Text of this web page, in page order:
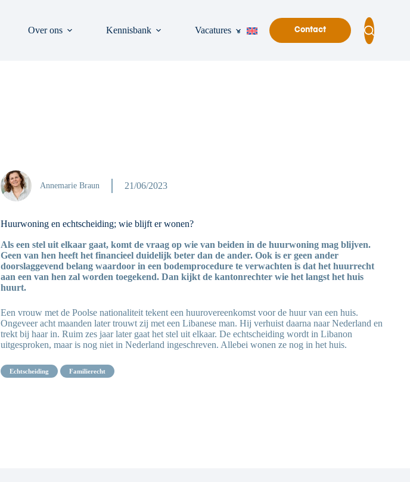
Over ons Kennisbank Vacatures Contact
Annemarie Braun 21/06/2023
Huurwoning en echtscheiding; wie blijft er wonen?
Als een stel uit elkaar gaat, komt de vraag op wie van beiden in de huurwoning mag blijven.
Geen van hen heeft het financieel duidelijk beter dan de ander. Ook is er geen ander
doorslaggevend belang waardoor in een bodemprocedure te verwachten is dat het huurrecht
aan een van hen zal worden toegekend. Dan kijkt de kantonrechter wie het langst het huis
huurt.
Een vrouw met de Poolse nationaliteit tekent een huurovereenkomst voor de huur van een huis.
Ongeveer acht maanden later trouwt zij met een Libanese man. Hij verhuist daarna naar Nederland en
trekt bij haar in. Ruim zes jaar later gaat het stel uit elkaar. De echtscheiding wordt in Libanon
uitgesproken, maar is nog niet in Nederland ingeschreven. Allebei wonen ze nog in het huis.
echtscheiding familierecht